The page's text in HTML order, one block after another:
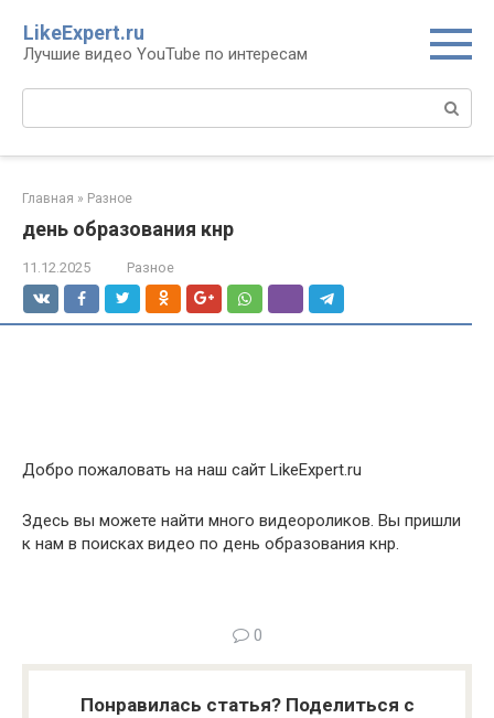
контенту
LikeExpert.ru
Лучшие видео YouTube по интересам
Главная » Разное
день образования кнр
11.12.2025 Разное
Добро пожаловать на наш сайт LikeExpert.ru
Здесь вы можете найти много видеороликов. Вы пришли
к нам в поисках видео по день образования кнр.
0
Понравилась статья? Поделиться с